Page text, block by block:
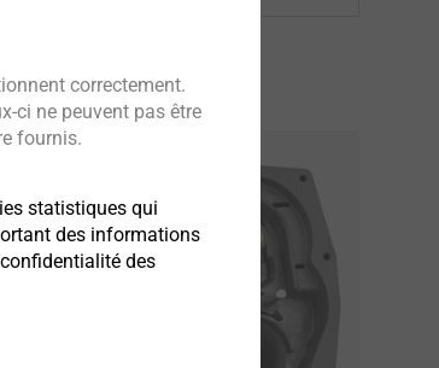
correctement.
ci ne peuvent pas être
fournis.
statistiques qui
des informations
des